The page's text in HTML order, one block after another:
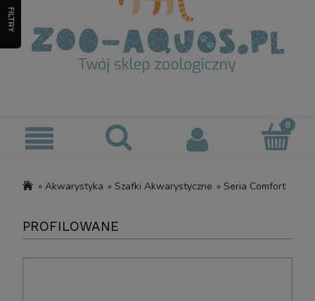
» Akwarystyka » Szafki Akwarystyczne » Seria Comfort
FILTRY
PROFILOWANE